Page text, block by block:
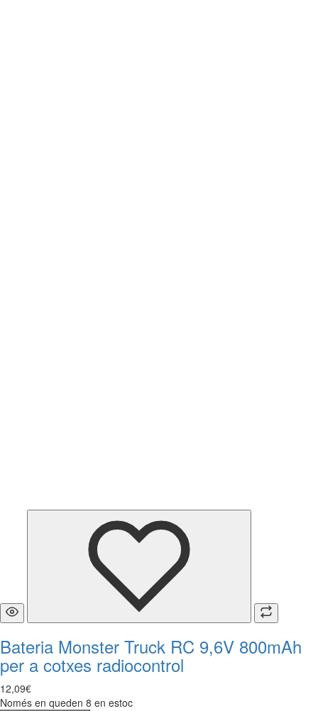
Bateria Monster Truck RC 9,6V 800mAh
per a cotxes radiocontrol
12,09€
Només en queden 8 en estoc